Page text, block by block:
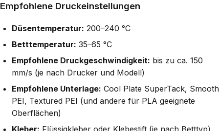
Empfohlene Druckeinstellungen
Düsentemperatur: 200–240 °C
Betttemperatur: 35–65 °C
Empfohlene Druckgeschwindigkeit: bis zu ca. 150
mm/s (je nach Drucker und Modell)
Empfohlene Unterlage: Cool Plate SuperTack, Smooth
PEI, Textured PEI (und andere für PLA geeignete
Oberflächen)
Kleber: Flüssigkleber oder Klebestift (je nach Betttyp)